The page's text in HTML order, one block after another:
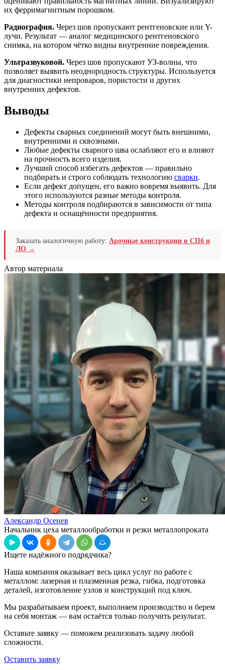
их ферримагнитным порошком.
Радиография. Через шов пропускают рентгеновские или Y-
лучи. Результат — аналог медицинского рентгеновского
снимка, на котором чётко видны внутренние повреждения.
Ультразвуковой. Через шов пропускают УЗ-волны, что
позволяет выявить неоднородность структуры. Используется
для диагностики непроваров, пористости и других
внутренних дефектов.
Выводы
Дефекты сварных соединений могут быть внешними,
внутренними и сквозными.
Любые дефекты сварного шва ослабляют его и влияют
на прочность всего изделия.
Лучший способ избегать дефектов — правильно
подбирать и строго соблюдать технологию сварки.
Если дефект допущен, его важно вовремя выявить. Для
этого используются разные методы контроля.
Методы контроля подбираются в зависимости от типа
дефекта и оснащённости предприятия.
Заказать аналогичную работу: Арочные конструкции в СПб и
ЛО →
Автор материала
Александр Осенев
Начальник цеха металлообработки и резки металлопроката
Ищете надёжного подрядчика?
Наша компания оказывает весь цикл услуг по работе с
металлом: лазерная и плазменная резка, гибка, подготовка
деталей, изготовление узлов и конструкций под ключ.
Мы разрабатываем проект, выполняем производство и берем
на себя монтаж — вам остаётся только получить результат.
Оставьте заявку — поможем реализовать задачу любой
сложности.
Оставить заявку